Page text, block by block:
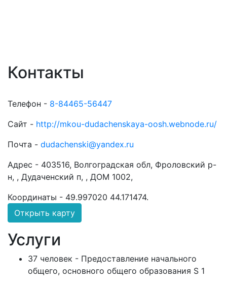
Контакты
Телефон - 8-84465-56447
Сайт - http://mkou-dudachenskaya-oosh.webnode.ru/
Почта - dudachenski@yandex.ru
Адрес - 403516, Волгоградская обл, Фроловский р-
н, , Дудаченский п, , ДОМ 1002,
Координаты - 49.997020 44.171474.
Открыть карту
Услуги
37 человек - Предоставление начального
общего, основного общего образования S 1